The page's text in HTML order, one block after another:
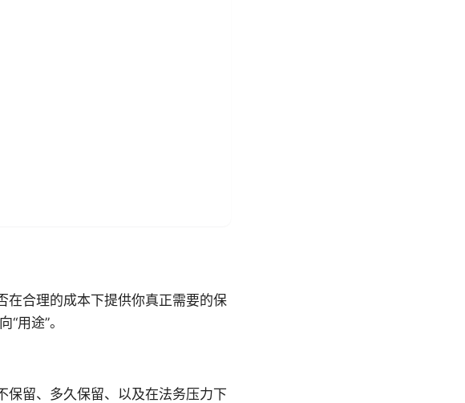
在合理的成本下提供你真正需要的保
用途”。
保留、多久保留、以及在法务压力下